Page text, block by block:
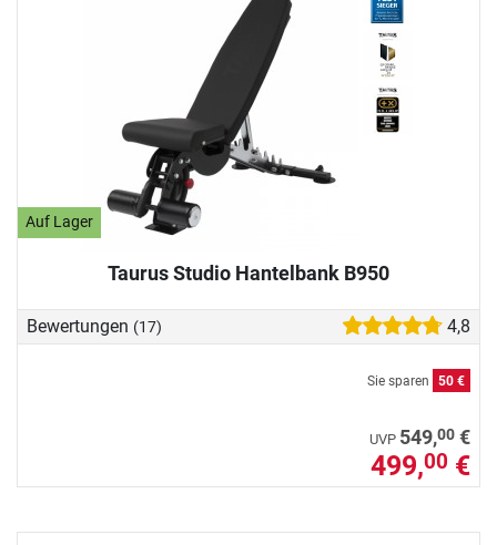
Auf Lager
Taurus Studio Hantelbank B950
Bewertungen (17) 4,8
Sie sparen 50 €
UVP 549,00 €
499,00 €